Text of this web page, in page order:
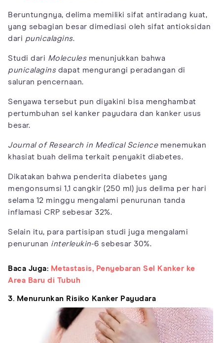
Beruntungnya, delima memiliki sifat antiradang kuat,
yang sebagian besar dimediasi oleh sifat antioksidan
dari punicalagins.
Studi dari Moleculesmenunjukkan bahwa
punicalaginsdapat mengurangi peradangan di
saluran pencernaan.
Senyawa tersebut pun diyakini bisa menghambat
pertumbuhan sel kanker payudara dan kanker usus
besar.
Journal of Research in Medical Sciencemenemukan
khasiat buah delima terkait penyakit diabetes.
Dikatakan bahwa penderita diabetes yang
mengonsumsi 1,1 cangkir (250 ml) jus delima per hari
selama 12 minggu mengalami penurunan tanda
inflamasi CRP sebesar 32%.
Selain itu, para partisipan studi juga mengalami
penurunan interleukin-6 sebesar 30%.
Baca Juga: Metastasis, Penyebaran Sel Kanker ke
Area Baru di Tubuh
3. Menurunkan Risiko Kanker Payudara